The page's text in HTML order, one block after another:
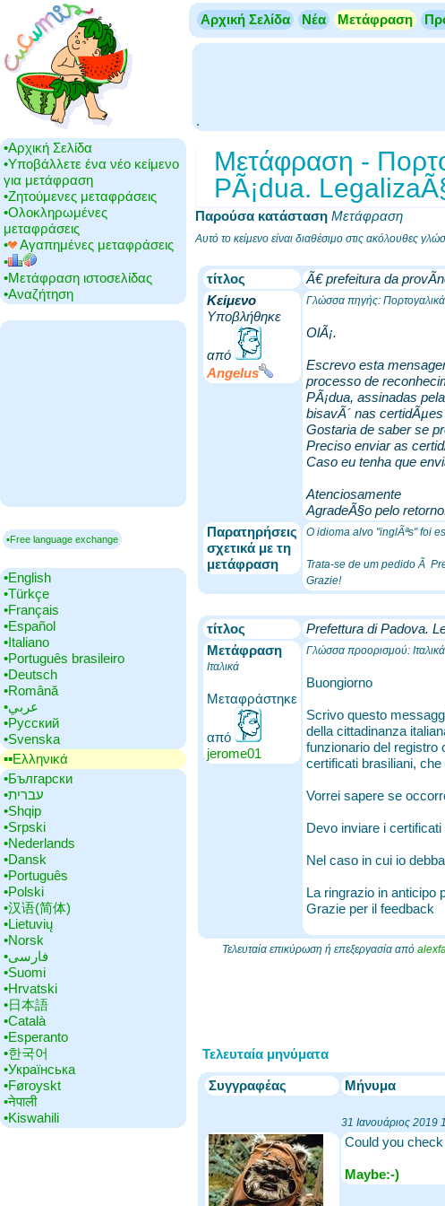
Αρχική Σελίδα Νέα Μετάφραση
.
•‎Αρχική Σελίδα
•‎Υποβάλλετε ένα νέο κείμενο
για μετάφραση
•‎Ζητούμενες μεταφράσεις
•‎Ολοκληρωμένες
μεταφράσεις
•‎
Αγαπημένες μεταφράσεις
•‎
•‎Μετάφραση ιστοσελίδας
•‎Αναζήτηση
▪Free language exchange
•‎English
•‎Türkçe
•‎Français
•‎Español
•‎Italiano
•‎Português brasileiro
•‎Deutsch
•‎Română
•‎عربي
•‎Русский
•‎Svenska
▪▪‎Ελληνικά
•‎Български
•‎עברית
•‎Shqip
•‎Srpski
•‎Nederlands
•‎Dansk
•‎Português
•‎Polski
•‎汉语(简体)
•‎Lietuvių
•‎Norsk
•‎فارسی
•‎Suomi
•‎Hrvatski
•‎日本語
•‎Català
•‎Esperanto
•‎한국어
•‎Українська
•‎Føroyskt
•‎नेपाली
•‎Kiswahili
Μετάφραση -
PÃ¡dua.
Παρούσα κατάσταση Μετάφραση
Αυτό το κείμενο είναι διαθέσιμο στις ακόλουθες
τίτλος
Ã€ prefeitura da
Κείμενο
Υποβλήθηκε
από
Angelus
Γλώσσα πηγής: Πορτογαλικά
OlÃ¡.
Escrevo esta
processo de
PÃ¡dua, assinadas
bisavÃ´ nas
Gostaria de saber se
Preciso enviar as
Caso eu tenha que
Atenciosamente
AgradeÃ§o pelo
Παρατηρήσεις
σχετικά με τη
μετάφραση
O idioma alvo "inglÃªs" foi
Trata-se de um pedido Ã
Grazie!
τίτλος
Prefettura di Padova.
Μετάφραση
Ιταλικά
Μεταφράστηκε
από
jerome01
Γλώσσα προορισμού: Ιταλικά
Buongiorno
Scrivo questo
della cittadinanza
funzionario del registro
certificati brasiliani,
Vorrei sapere se
Devo inviare i
Nel caso in cui io
La ringrazio in anticipo
Grazie per il feedback
Τελευταία επικύρωση ή επεξεργασία από
Τελευταία μηνύματα
Συγγραφέας Μήνυμα
31 Ιανουάριος 2019
Could you
Maybe:-)